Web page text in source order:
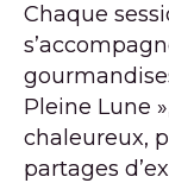
Chaque
Pleine Lune
chaleureux,
partages